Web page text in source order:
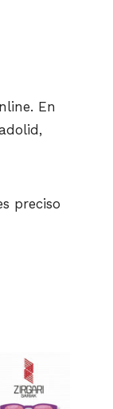
En
preciso